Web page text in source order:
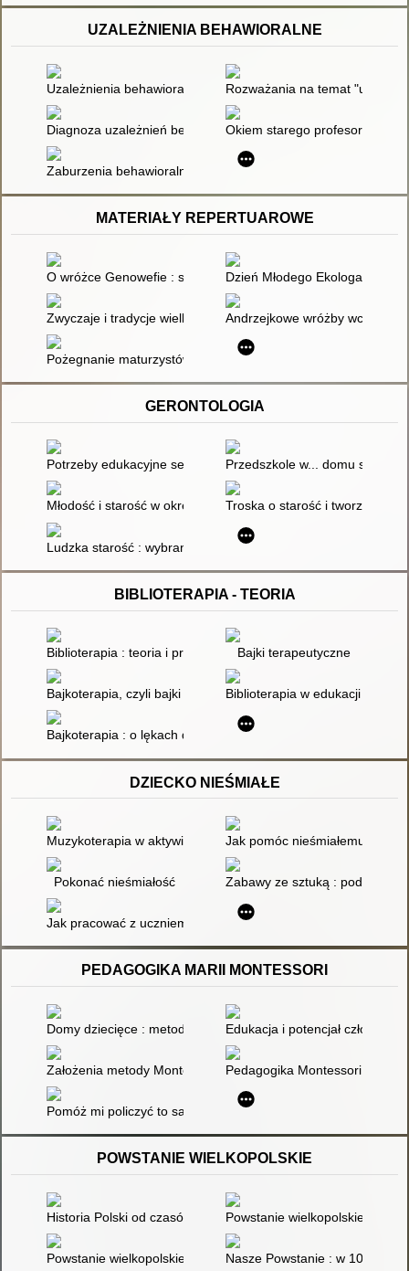
UZALEŻNIENIA BEHAWIORALNE
Uzależnienia behawioralne - problem społeczny i
Rozważania na temat
Diagnoza uzależnień behawioralnychOkiem starego profesora. (73),
Zaburzenia behawioralne i zaburzenia nawyków
MATERIAŁY REPERTUAROWE
O wróżce Genowefie : scenariusz przedstawienia z okazji
Dzień Młodego Ekologa w
Zwyczaje i tradycje wielkanocne : scenariusz dziennych zajęć
Andrzejkowe wróżby wczoraj i
Pożegnanie maturzystów : scenariusz artystyczny
GERONTOLOGIA
Potrzeby edukacyjne seniorów a uniwersytet trzeciego wieku
Przedszkole w... domu
Młodość i starość w okresie ponowoczesności
Troska o starość i tworzenie
Ludzka starość : wybrane zagadnienia gerontologii społecznej
BIBLIOTERAPIA - TEORIA
Biblioterapia : teoria i praktyka : poradnikBajki terapeutyczne
Bajkoterapia, czyli bajki - pomagajki dla małych i dużych
Biblioterapia w edukacji
Bajkoterapia : o lękach dzieci i nowej metodzie terapii
DZIECKO NIEŚMIAŁE
Muzykoterapia w aktywizowaniu dzieci nieśmiałych
Jak pomóc nieśmiałemu
Pokonać nieśmiałość Zabawy ze sztuką : podręcznik
Jak pracować z uczniem nieśmiałym?
PEDAGOGIKA MARII MONTESSORI
Domy dziecięce : metoda pedagogiki naukowej stosowana w
Edukacja i potencjał człowieka
Założenia metody Montessori wsparciem dla
Pedagogika Montessori w
Pomóż mi policzyć to samemu : matematyka w ujęciu Marii
POWSTANIE WIELKOPOLSKIE
Historia Polski od czasów najdawniejszych do 1990 roku
Powstanie wielkopolskie 1918-
Powstanie wielkopolskie : 1918-1919: zarys dziejów
Nasze Powstanie : w 100